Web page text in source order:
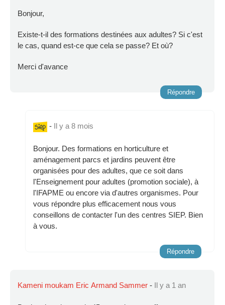
Bonjour,
Existe-t-il des formations destinées aux adultes? Si c'est
le cas, quand est-ce que cela se passe? Et où?
Merci d'avance
Répondre
- Il y a 8 mois
Bonjour. Des formations en horticulture et
aménagement parcs et jardins peuvent être
organisées pour des adultes, que ce soit dans
l'Enseignement pour adultes (promotion sociale), à
l'IFAPME ou encore via d'autres organismes. Pour
vous répondre plus efficacement nous vous
conseillons de contacter l'un des centres SIEP. Bien
à vous.
Répondre
Kameni moukam Eric Armand Sammer - Il y a 1 an